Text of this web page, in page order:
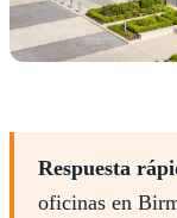
Respuesta
oficinas en